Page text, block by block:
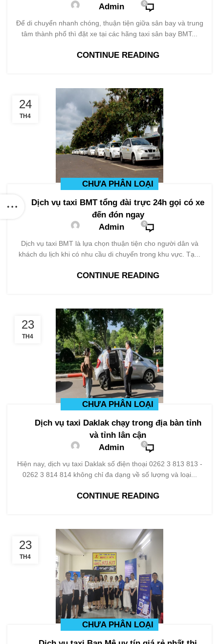
Admin
0
Để di chuyển nhanh chóng, thuận tiện giữa sân bay và trung
tâm thành phố thì đặt xe tại các hãng taxi sân bay BMT...
CONTINUE READING
24
TH4
CHƯA PHÂN LOẠI
Dịch vụ taxi BMT tổng đài trực 24h gọi có xe
đến đón ngay
Admin
0
Dịch vụ taxi BMT là lựa chọn thuận tiện cho người dân và
khách du lịch khi có nhu cầu di chuyển trong khu vực. Tạ...
CONTINUE READING
23
TH4
CHƯA PHÂN LOẠI
Dịch vụ taxi Daklak chạy trong địa bàn tỉnh
và tỉnh lân cận
Admin
0
Hiện nay, dịch vụ taxi Daklak số điện thoại 0262 3 813 813 -
0262 3 814 814 không chỉ đa dạng về số lượng và loại...
CONTINUE READING
23
TH4
CHƯA PHÂN LOẠI